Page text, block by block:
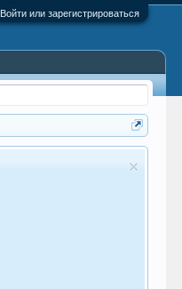
Войти или зарегистрироваться